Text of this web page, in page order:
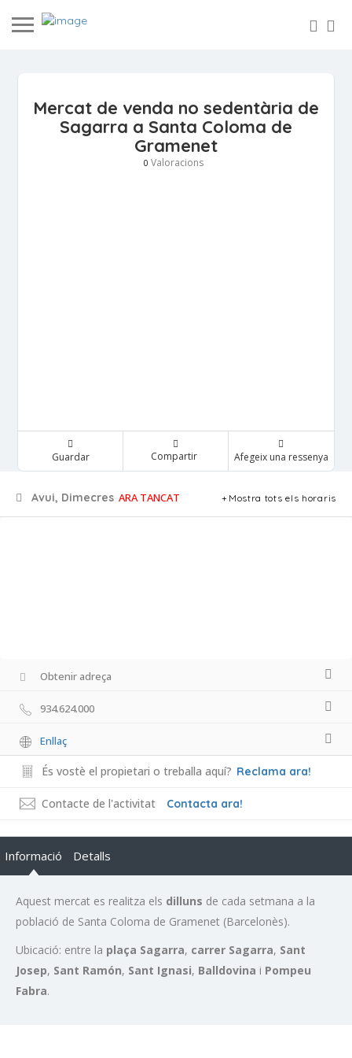
Mercat de venda no sedentària de
Sagarra a Santa Coloma de
Gramenet
0 Valoracions
Guardar Compartir Afegeix una ressenya
Avui, Dimecres ARA TANCAT Mostra tots els horaris
Obtenir adreça
934.624.000
Enllaç
És vostè el propietari o treballa aquí? Reclama ara!
Contacte de l'activitat Contacta ara!
Informació Detalls
Aquest mercat es realitza els dilluns de cada setmana a la
població de Santa Coloma de Gramenet (Barcelonès).
Ubicació: entre la plaça Sagarra, carrer Sagarra, Sant
Josep, Sant Ramón, Sant Ignasi, Balldovina i Pompeu
Fabra.